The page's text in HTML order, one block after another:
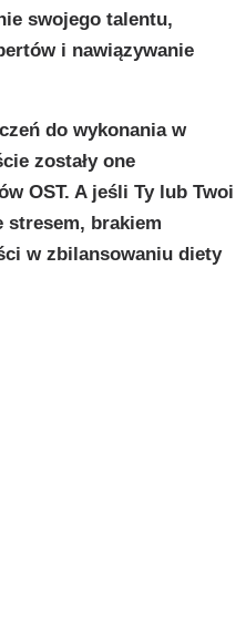
swojego talentu,
i nawiązywanie
do wykonania w
zostały one
OST. A jeśli Ty lub Twoi
stresem, brakiem
w zbilansowaniu diety